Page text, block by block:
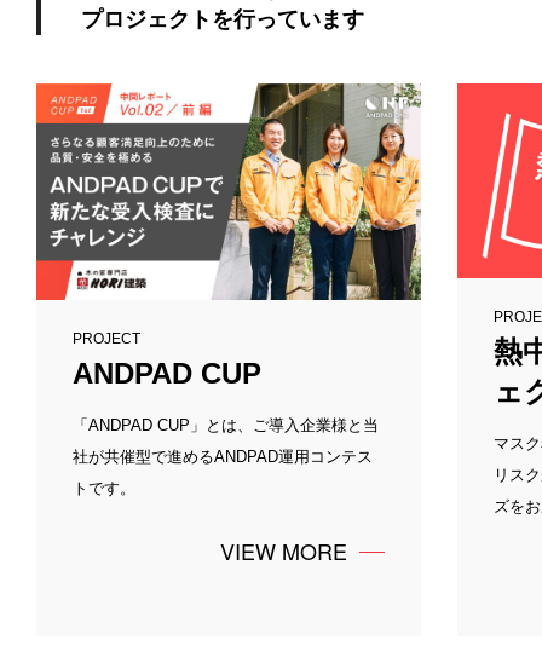
プロジェクトを行っています
PROJECT
ANDPAD CUP
「ANDPAD CUP」とは、ご導入企業様と当
社が共催型で進めるANDPAD運用コンテス
トです。
VIEW MORE
熱
ェ
マス
リス
ズを